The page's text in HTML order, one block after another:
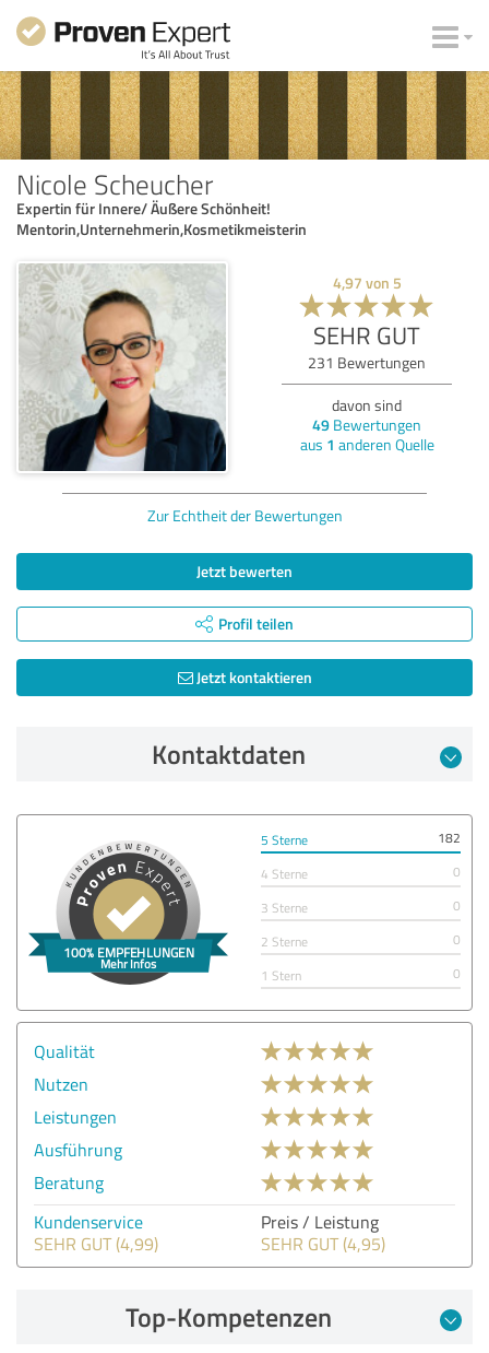
Nicole Scheucher
Expertin für Innere/ Äußere Schönheit!
Mentorin,Unternehmerin,Kosmetikmeisterin
4,97 von 5
SEHR GUT
231 Bewertungen
davon sind
49 Bewertungen
aus 1 anderen Quelle
Zur Echtheit der Bewertungen
Jetzt bewerten
Profil teilen
Jetzt kontaktieren
Kontaktdaten
5 Sterne
182
4 Sterne
0
3 Sterne
0
2 Sterne
0
1 Stern
0
Qualität
Nutzen
Leistungen
Ausführung
Beratung
Kundenservice
SEHR GUT (4,99)
Preis / Leistung
SEHR GUT (4,95)
Top-Kompetenzen